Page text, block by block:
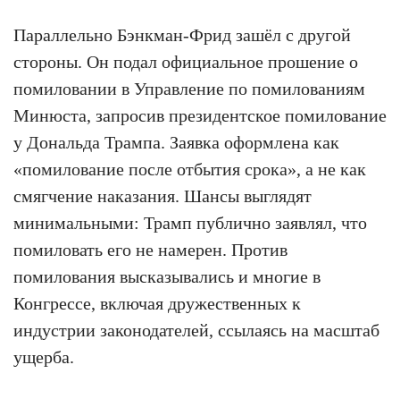
Параллельно Бэнкман-Фрид зашёл с другой
стороны. Он подал официальное прошение о
помиловании в Управление по помилованиям
Минюста, запросив президентское помилование
у Дональда Трампа. Заявка оформлена как
«помилование после отбытия срока», а не как
смягчение наказания. Шансы выглядят
минимальными: Трамп публично заявлял, что
помиловать его не намерен. Против
помилования высказывались и многие в
Конгрессе, включая дружественных к
индустрии законодателей, ссылаясь на масштаб
ущерба.